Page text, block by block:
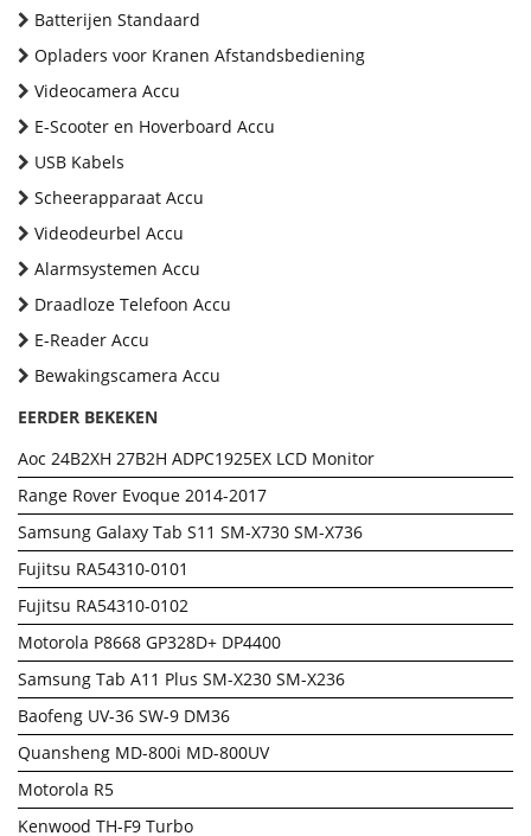
Batterijen Standaard
Opladers voor Kranen Afstandsbediening
Videocamera Accu
E-Scooter en Hoverboard Accu
USB Kabels
Scheerapparaat Accu
Videodeurbel Accu
Alarmsystemen Accu
Draadloze Telefoon Accu
E-Reader Accu
Bewakingscamera Accu
EERDER BEKEKEN
Aoc 24B2XH 27B2H ADPC1925EX LCD Monitor
Range Rover Evoque 2014-2017
Samsung Galaxy Tab S11 SM-X730 SM-X736
Fujitsu RA54310-0101
Fujitsu RA54310-0102
Motorola P8668 GP328D+ DP4400
Samsung Tab A11 Plus SM-X230 SM-X236
Baofeng UV-36 SW-9 DM36
Quansheng MD-800i MD-800UV
Motorola R5
Kenwood TH-F9 Turbo